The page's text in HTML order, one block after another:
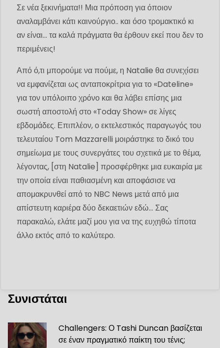
Σε νέα ξεκινήματα!! Μια πρόποση για όποιον
αναλαμβάνει κάτι καινούργιο.. και όσο τρομακτικό κι
αν είναι… τα καλά πράγματα θα έρθουν εκεί που δεν το
περιμένεις!
Από ό,τι μπορούμε να πούμε, η Natalie θα συνεχίσει
να εμφανίζεται ως ανταποκρίτρια για το «Dateline»
για τον υπόλοιπο χρόνο και θα λάβει επίσης μια
σωστή αποστολή στο «Today Show» σε λίγες
εβδομάδες. Επιπλέον, ο εκτελεστικός παραγωγός του
τελευταίου Tom Mazzarelli μοιράστηκε το δικό του
σημείωμα με τους συνεργάτες του σχετικά με το θέμα,
λέγοντας, [στη Natalie] προσφέρθηκε μια ευκαιρία με
την οποία είναι παθιασμένη και αποφάσισε να
απομακρυνθεί από το NBC News μετά από μια
απίστευτη καριέρα δύο δεκαετιών εδώ… Σας
παρακαλώ, ελάτε μαζί μου για να της ευχηθώ τίποτα
άλλο εκτός από το καλύτερο.
Συνιστάται
Challengers: Ο Tashi Duncan βασίζεται
σε έναν πραγματικό παίκτη του τένις;